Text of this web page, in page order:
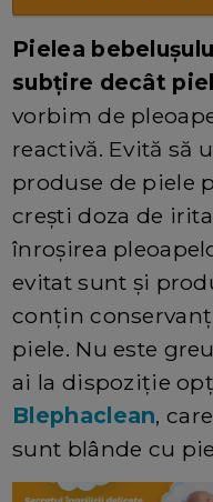
Pielea
subțire decât
vorbim de
reactivă. Evită să
produse de piele
crești doza de
înroșirea
evitat sunt și
conțin
piele. Nu este
ai la dispoziție
Blephaclean,
sunt blânde cu